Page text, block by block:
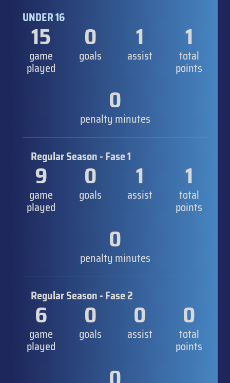
UNDER 16
15
game
played
0
goals
1
assist
1
total
points
0
penalty minutes
Regular Season - Fase 1
9
game
played
0
goals
1
assist
1
total
points
0
penalty minutes
Regular Season - Fase 2
6
game
played
0
goals
0
assist
0
total
points